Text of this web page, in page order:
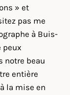
» et
pas me
à Buis-
peux
notre beau
entière
la mise en